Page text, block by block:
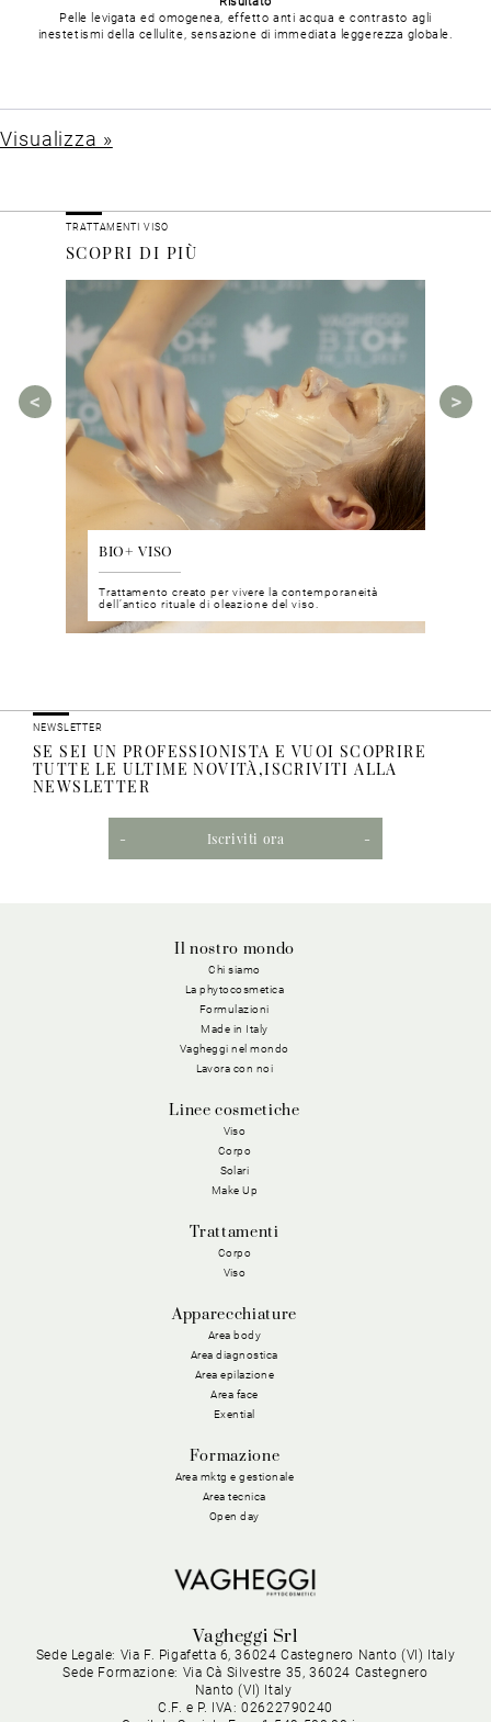
Pelle levigata ed omogenea, effetto anti acqua e contrasto agli
inestetismi della cellulite, sensazione di immediata leggerezza globale.
Visualizza »
TRATTAMENTI VISO
SCOPRI DI PIÙ
BIO+ VISO
Trattamento creato per vivere la contemporaneità
dell’antico rituale di oleazione del viso.
NEWSLETTER
SE SEI UN PROFESSIONISTA E VUOI SCOPRIRE
TUTTE LE ULTIME NOVITÀ,ISCRIVITI ALLA
NEWSLETTER
Iscriviti ora
Il nostro mondo
Chi siamo
La phytocosmetica
Formulazioni
Made in Italy
Vagheggi nel mondo
Lavora con noi
Linee cosmetiche
Viso
Corpo
Solari
Make Up
Trattamenti
Corpo
Viso
Apparecchiature
Area body
Area diagnostica
Area epilazione
Area face
Exential
Formazione
Area mktg e gestionale
Area tecnica
Open day
Vagheggi Srl
Sede Legale: Via F. Pigafetta 6, 36024 Castegnero Nanto (VI) Italy
Sede Formazione: Via Cà Silvestre 35, 36024 Castegnero
Nanto (VI) Italy
C.F. e P. IVA: 02622790240